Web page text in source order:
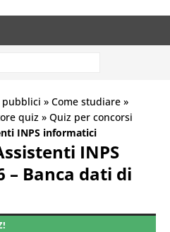
pubblici » Come studiare »
quiz » Quiz per concorsi
INPS informatici
INPS
Banca dati di